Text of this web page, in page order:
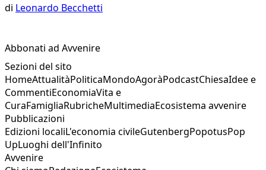
di Leonardo Becchetti
Abbonati ad Avvenire
Sezioni del sito
HomeAttualitàPoliticaMondoAgoràPodcastChiesaIdee e
CommentiEconomiaVita e
CuraFamigliaRubricheMultimediaEcosistema avvenire
Pubblicazioni
Edizioni localiL'economia civileGutenbergPopotusPop
UpLuoghi dell'Infinito
Avvenire